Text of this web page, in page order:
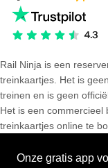
Rail Ninja is een
treinkaartjes. Het is
treinen en is geen
Het is een commercieel
treinkaartjes online te
Onze gratis app